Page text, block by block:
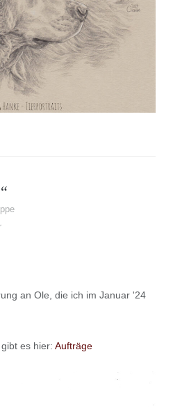
an Ole, die ich im Januar '24
es hier: Aufträge